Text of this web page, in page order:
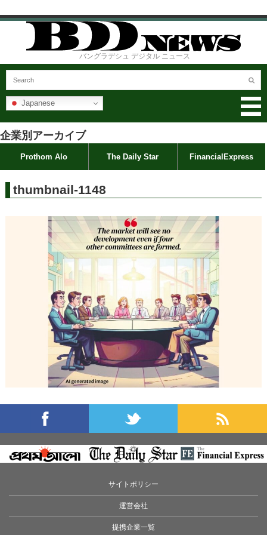
バングラデシュ デジタル ニュース
Japanese
企業別アーカイブ
Prothom Alo The Daily Star FinancialExpress
thumbnail-1148
サイトポリシー
運営会社
提携企業一覧